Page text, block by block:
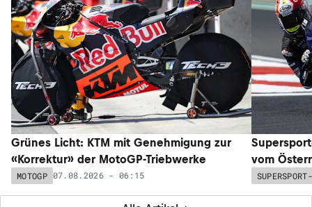
Grünes Licht: KTM mit Genehmigung zur
«Korrektur» der MotoGP-Triebwerke
MOTOGP 07.08.2026 - 06:15
vom
SUPERSPORT-